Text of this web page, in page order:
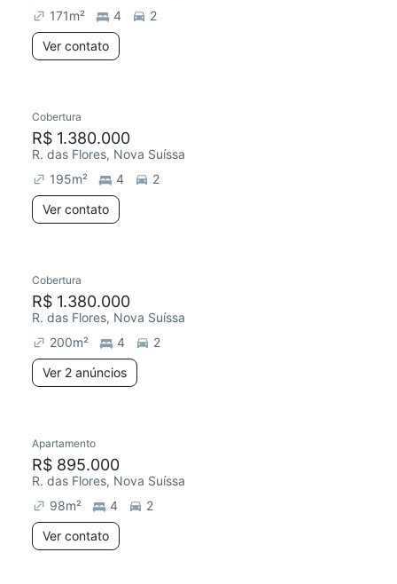
171m² 4
2
Ver contato
Cobertura
R$ 1.380.000
R. das Flores, Nova Suíssa
195m² 4
2
Ver contato
Cobertura
R$ 1.380.000
R. das Flores, Nova Suíssa
200m² 4
2
Ver 2 anúncios
Redecorar
Apartamento
R$ 895.000
R. das Flores, Nova Suíssa
98m² 4
2
Ver contato